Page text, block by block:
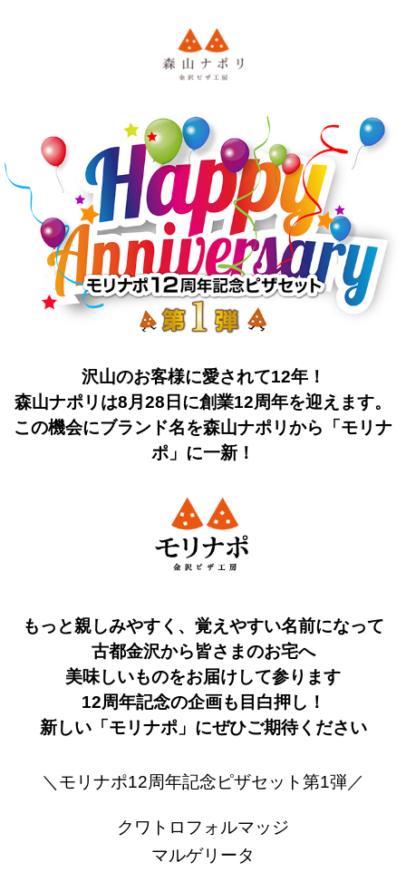
沢山のお客様に愛されて12年！
森山ナポリは8月28日に創業12周年を迎えます。
この機会にブランド名を森山ナポリから「モリナ
ポ」に一新！
もっと親しみやすく、覚えやすい名前になって
古都金沢から皆さまのお宅へ
美味しいものをお届けして参ります
12周年記念の企画も目白押し！
新しい「モリナポ」にぜひご期待ください
＼モリナポ12周年記念ピザセット第1弾／
クワトロフォルマッジ
マルゲリータ